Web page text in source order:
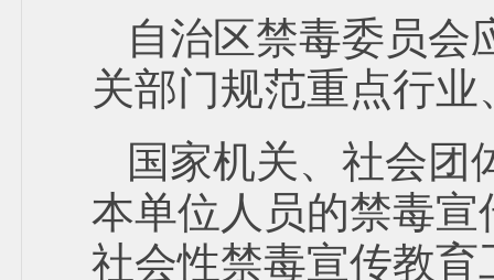
自治区禁毒委员会
关部门规范重点行
国家机关、社会团
本单位人员的禁毒
社会性禁毒宣传教育